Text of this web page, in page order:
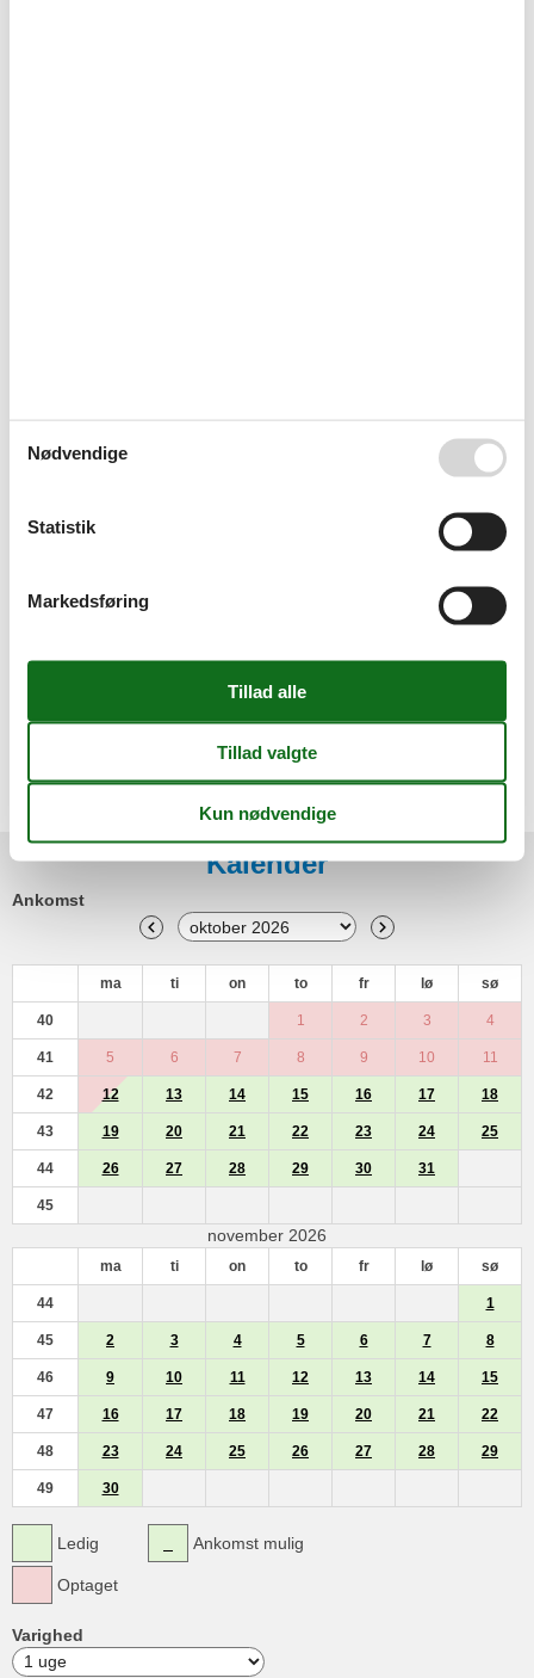
Feriebolig
Garderobe
Makeup-spejl
Spejl
Viskestykker
Kalender
Ankomst
ma ti on to fr lø sø
40 1 2 3 4
41 5 6 7 8 9 10 11
42 12 13 14 15 16 17 18
43 19 20 21 22 23 24 25
44 26 27 28 29 30 31
45
november 2026
ma ti on to fr lø sø
44 1
45 2 3 4 5 6 7 8
46 9 10 11 12 13 14 15
47 16 17 18 19 20 21 22
48 23 24 25 26 27 28 29
49 30
Ledig
Optaget
Ankomst mulig
Varighed
Nødvendige
Statistik
Markedsføring